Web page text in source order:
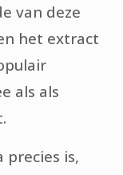
van deze
het extract
als als
is,